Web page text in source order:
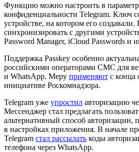
Функцию можно настроить в
конфиденциальности Telegram. Ключ
устройстве, на котором его
синхронизировать с другими
Password Manager, iCloud Passwords и
Поддержка Passkey особенно
российскими операторами СМС для
и WhatsApp. Меру применяют с конца
инициативе Роскомнадзора.
Telegram уже упростил авторизацию
Мессенджер стал предлагать
альтернативный способ авторизации,
в настройках приложения. В начале
Telegram стал рассылать коды
телефона через WhatsApp.